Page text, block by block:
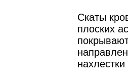
Скаты
плоских